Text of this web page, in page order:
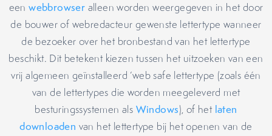
eenwebbrowser alleen worden weergegeven in het door
de bouwer of webredacteur gewenste lettertype wanneer
de bezoeker over het bronbestand van het lettertype
beschikt. Dit betekent kiezen tussen het uitzoeken van een
vrij algemeen geïnstalleerd ‘web safe lettertype (zoals één
van de lettertypes die worden meegeleverd met
besturingssystemen als Windows), of het laten
downloaden van het lettertype bij het openen van de